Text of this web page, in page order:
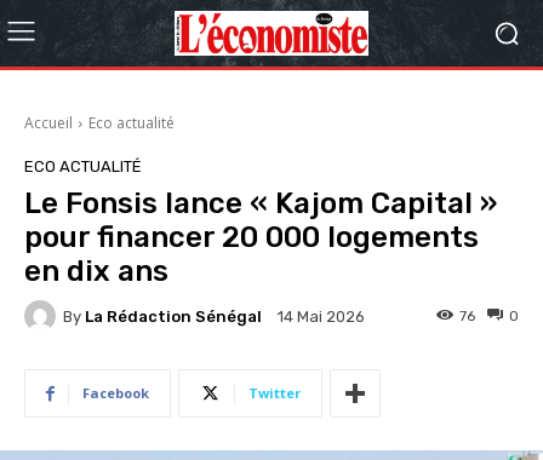
Accueil Eco actualité
ECO ACTUALITÉ
Le Fonsis lance « Kajom Capital »
pour financer 20 000 logements
en dix ans
By La Rédaction Sénégal 14 Mai 2026 0
76
Facebook Twitter